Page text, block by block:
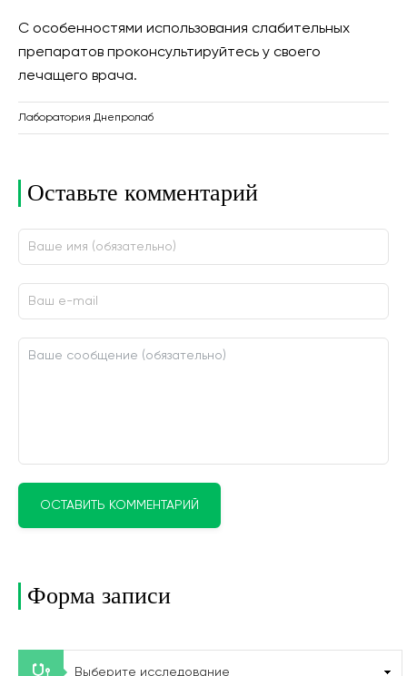
С особенностями использования слабительных
препаратов проконсультируйтесь у своего
лечащего врача.
Лаборатория Днепролаб
Оставьте комментарий
ОСТАВИТЬ КОММЕНТАРИЙ
Форма записи